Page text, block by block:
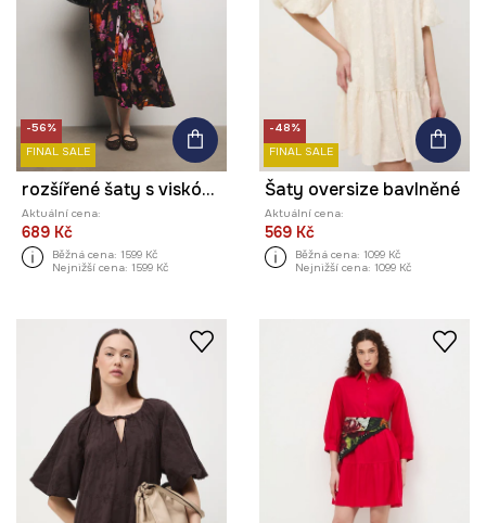
-56%
FINAL SALE
rozšířené šaty s viskózou z kolekce Ilona Tambor x Medicine
Aktuální cena:
689 Kč
Běžná cena: 1599 Kč
Nejnižší cena: 1599 Kč
-48%
FINAL SALE
Šaty oversize bavlněné
Aktuální cena:
569 Kč
Běžná cena: 1099 Kč
Nejnižší cena: 1099 Kč